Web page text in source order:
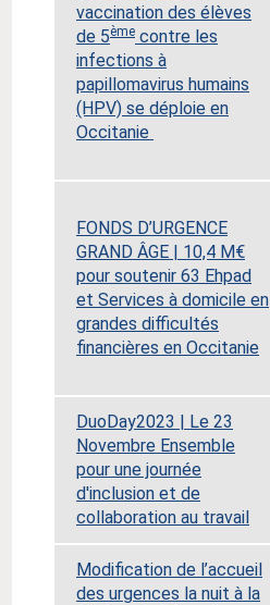
vaccination des élèves
de 5ème contre les
infections à
papillomavirus humains
(HPV) se déploie en
Occitanie
FONDS D’URGENCE
GRAND ÂGE | 10,4 M€
pour soutenir 63 Ehpad
et Services à domicile en
grandes difficultés
financières en Occitanie
DuoDay2023 | Le 23
Novembre Ensemble
pour une journée
d'inclusion et de
collaboration au travail
Modification de l’accueil
des urgences la nuit à la